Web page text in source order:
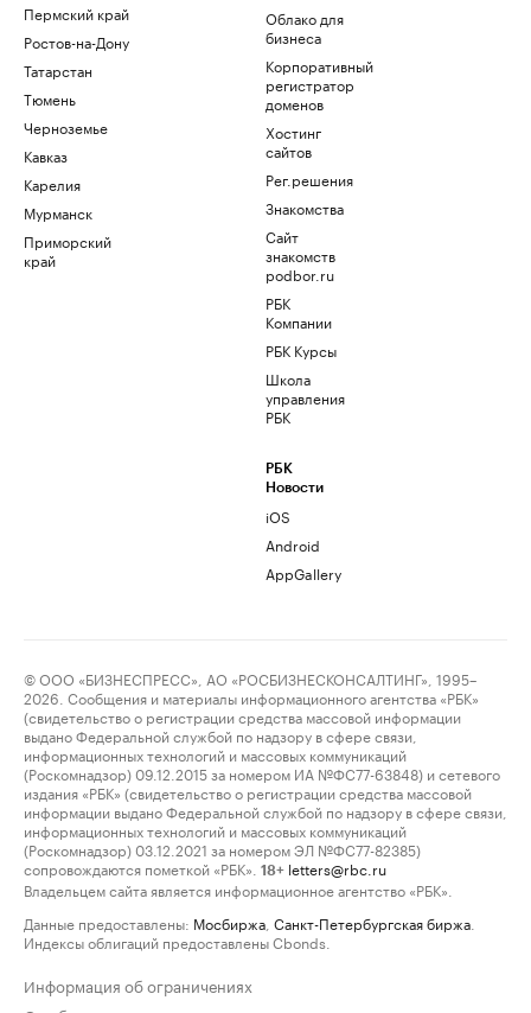
Пермский край
Ростов-на-Дону
Татарстан
Тюмень
Черноземье
Кавказ
Карелия
Мурманск
Приморский
край
Облако для
бизнеса
Корпоративный
регистратор
доменов
Хостинг
сайтов
Рег.решения
Знакомства
Сайт
знакомств
podbor.ru
РБК
Компании
РБК Курсы
Школа
управления
РБК
РБК
Новости
iOS
Android
AppGallery
© ООО «БИЗНЕСПРЕСС», АО «РОСБИЗНЕСКОНСАЛТИНГ», 1995–
2026. Сообщения и материалы информационного агентства «РБК»
(свидетельство о регистрации средства массовой информации
выдано Федеральной службой по надзору в сфере связи,
информационных технологий и массовых коммуникаций
(Роскомнадзор) 09.12.2015 за номером ИА №ФС77-63848) и сетевого
издания «РБК» (свидетельство о регистрации средства массовой
информации выдано Федеральной службой по надзору в сфере связи,
информационных технологий и массовых коммуникаций
(Роскомнадзор) 03.12.2021 за номером ЭЛ №ФС77-82385)
сопровождаются пометкой «РБК».
18+ letters@rbc.ru
Владельцем сайта является информационное агентство «РБК».
Данные предоставлены: Мосбиржа Санкт-Петербургская биржа
Индексы облигаций предоставлены Cbonds.
Информация об ограничениях